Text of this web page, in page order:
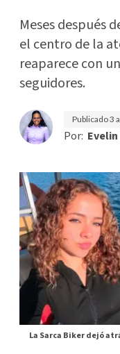
Meses después
el centro de la
reaparece con
seguidores.
Publicado3
Por:
La Sarca Biker dejó